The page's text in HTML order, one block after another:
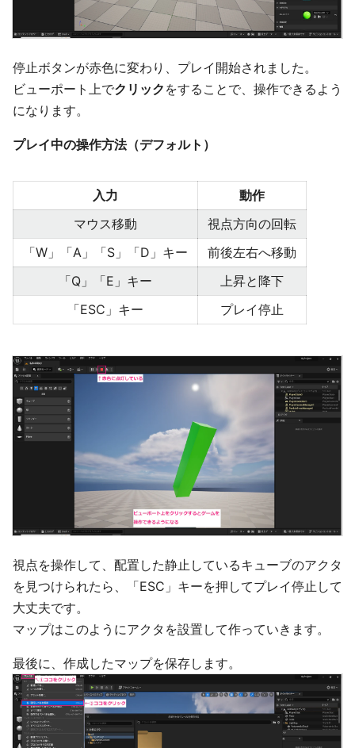
停止ボタンが赤色に変わり、プレイ開始されました。
ビューポート上でクリック をすることで、操作できるよう
になります。
プレイ中の操作方法（デフォルト）
入力
動作
マウス移動
視点方向の回転
「W」「A」「S」「D」キー
前後左右へ移動
「Q」「E」キー
上昇と降下
「ESC」キー
プレイ停止
視点を操作して、配置した静止しているキューブのアクタ
を見つけられたら、「ESC」キーを押してプレイ停止して
大丈夫です。
マップはこのようにアクタを設置して作っていきます。
最後に、作成したマップを保存します。